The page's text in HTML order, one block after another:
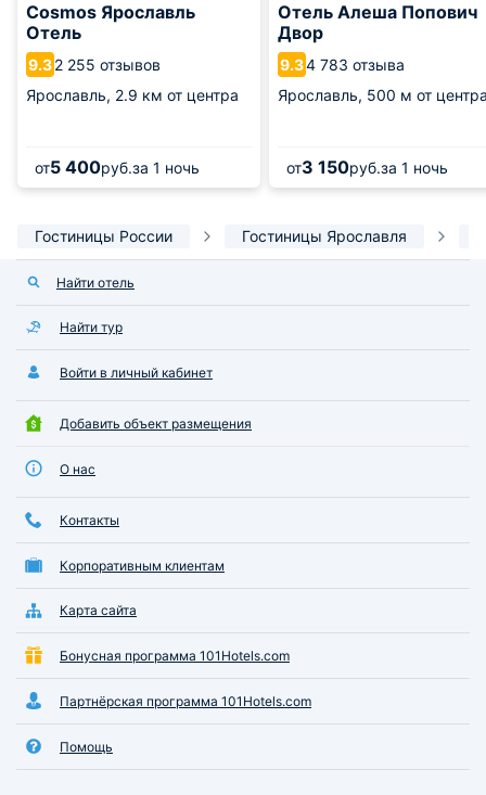
Cosmos Ярославль
Отель
9.32 255 отзывов
Ярославль, 2.9 км от центра
от5 400руб.за 1 ночь
Отель Алеша Попович
Двор
9.34 783 отзыва
Ярославль, 500 м от
от3 150руб.за 1 ночь
Гостиницы России Гостиницы Ярославля
Найти отель
Найти тур
Войти в личный кабинет
Добавить объект размещения
О нас
Контакты
Корпоративным клиентам
Карта сайта
Бонусная программа 101Hotels.com
Партнёрская программа 101Hotels.com
Помощь